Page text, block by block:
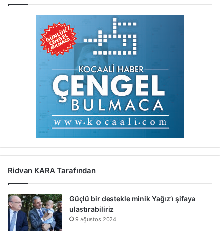
Ridvan KARA Tarafından
Güçlü bir destekle minik Yağız’ı şifaya
ulaştırabiliriz
9 Ağustos 2024